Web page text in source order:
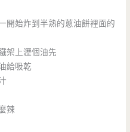
開始炸到半熟的蔥油餅裡面的
架上瀝個油先
給吸乾
辣